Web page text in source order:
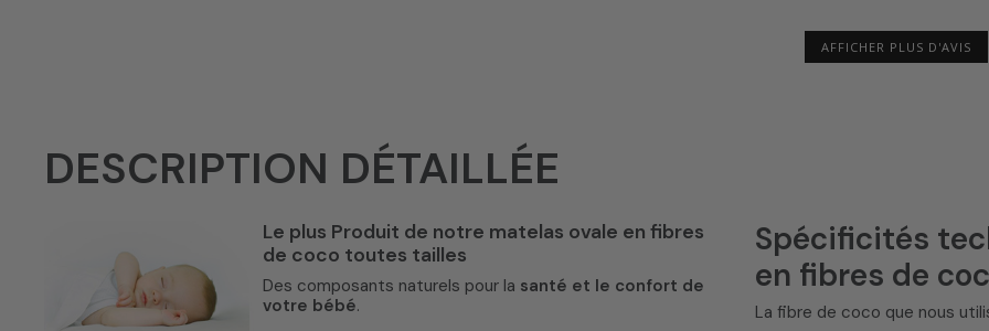
AFFICHER PLUS D'AVIS
DESCRIPTION DÉTAILLÉE
Le plus Produit de notre matelas ovale en fibres
de coco toutes tailles
Des composants naturels pour la santé et le confort de
votre bébé.
Spécificités
en fibres de
La fibre de coco que nous